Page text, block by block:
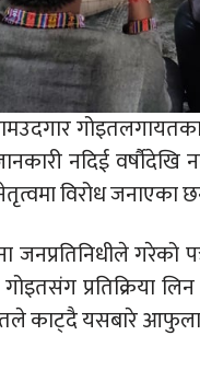
नदिई वर्षौदेखि
विरोध जनाएका
गरेको
प्रतिक्रिया
काट्दै यसबारे